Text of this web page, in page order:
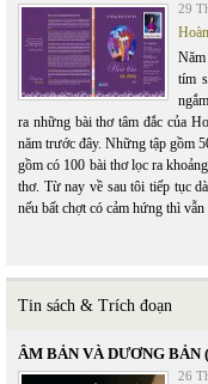
29
tím
ra những bài thơ tâm đắc của
năm trước đây. Những tập gồm
gồm có 100 bài thơ lọc ra
thơ. Từ nay về sau tôi tiếp tục
nếu bất chợt có cảm hứng thì
Tin sách & Trích đoạn
ÂM BẢN VÀ DƯƠNG BẢN
26